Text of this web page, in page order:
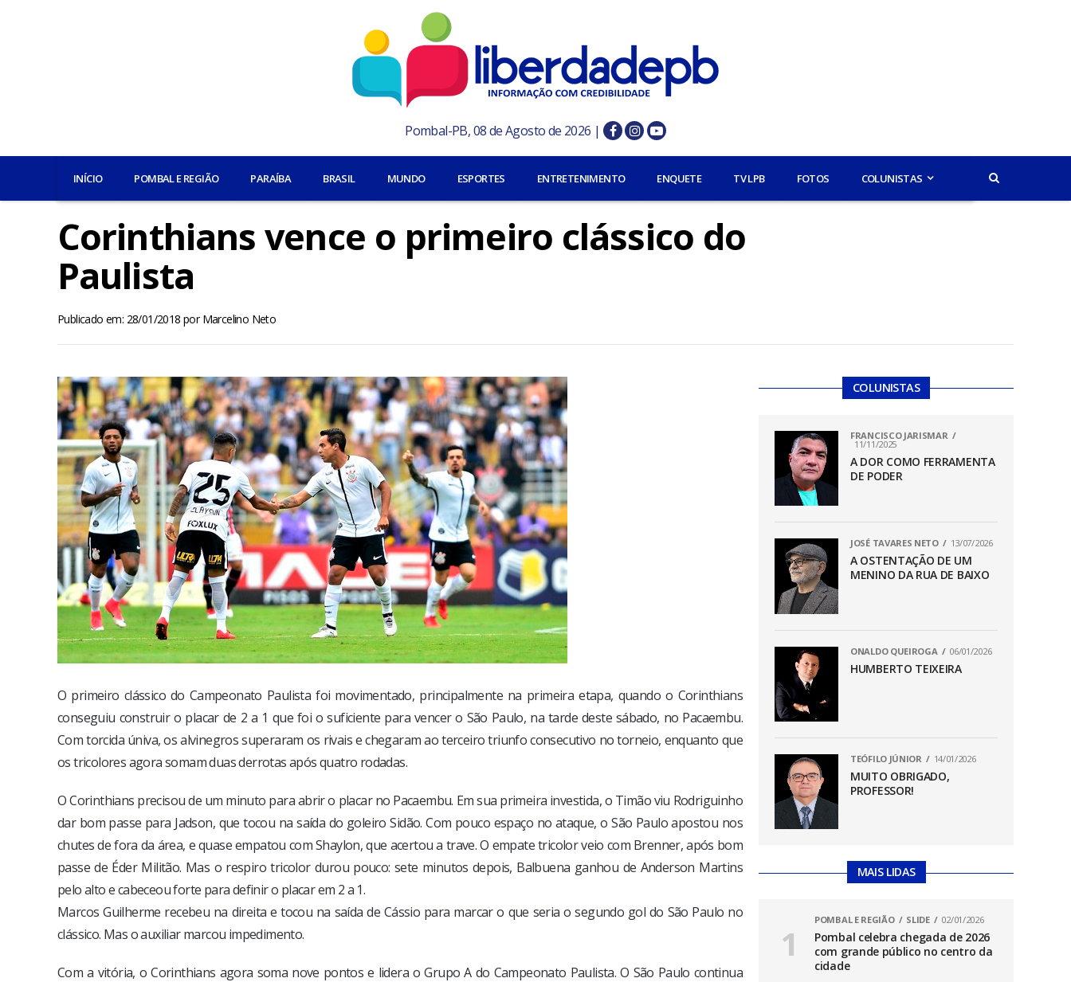
Pombal-PB, 08 de Agosto de 2026 |
INÍCIO POMBAL E REGIÃO PARAÍBA BRASIL MUNDO ESPORTES ENTRETENIMENTO ENQUETE TV LPB FOTOS COLUNISTAS
Corinthians vence o primeiro clássico do
Paulista
Publicado em: 28/01/2018 porMarcelino Neto
O primeiro clássico do Campeonato Paulista foi movimentado, principalmente na primeira etapa, quando o Corinthians
conseguiu construir o placar de 2 a 1 que foi o suficiente para vencer o São Paulo, na tarde deste sábado, no Pacaembu.
Com torcida úniva, os alvinegros superaram os rivais e chegaram ao terceiro triunfo consecutivo no torneio, enquanto que
os tricolores agora somam duas derrotas após quatro rodadas.
O Corinthians precisou de um minuto para abrir o placar no Pacaembu. Em sua primeira investida, o Timão viu Rodriguinho
dar bom passe para Jadson, que tocou na saída do goleiro Sidão. Com pouco espaço no ataque, o São Paulo apostou nos
chutes de fora da área, e quase empatou com Shaylon, que acertou a trave. O empate tricolor veio com Brenner, após bom
passe de Éder Militão. Mas o respiro tricolor durou pouco: sete minutos depois, Balbuena ganhou de Anderson Martins
pelo alto e cabeceou forte para definir o placar em 2 a 1.
Marcos Guilherme recebeu na direita e tocou na saída de Cássio para marcar o que seria o segundo gol do São Paulo no
clássico. Mas o auxiliar marcou impedimento.
Com a vitória, o Corinthians agora soma nove pontos e lidera o Grupo A do Campeonato Paulista. O São Paulo continua
COLUNISTAS
FRANCISCO JARISMAR
11/11/2025
A DOR COMO FERRAMENTA
DE PODER
JOSÉ TAVARES NETO 13/07/2026
A OSTENTAÇÃO DE UM
MENINO DA RUA DE BAIXO
ONALDO QUEIROGA 06/01/2026
HUMBERTO TEIXEIRA
TEÓFILO JÚNIOR 14/01/2026
MUITO OBRIGADO,
PROFESSOR!
MAIS LIDAS
POMBAL E REGIÃO SLIDE 02/01/2026
Pombal celebra chegada de 2026
com grande público no centro da
cidade